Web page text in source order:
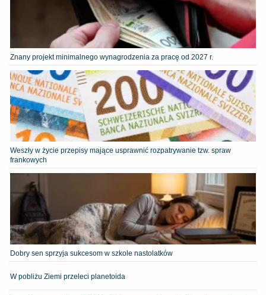
Znany projekt minimalnego wynagrodzenia za pracę od 2027 r.
Weszły w życie przepisy mające usprawnić rozpatrywanie tzw. spraw
frankowych
Dobry sen sprzyja sukcesom w szkole nastolatków
W pobliżu Ziemi przeleci planetoida